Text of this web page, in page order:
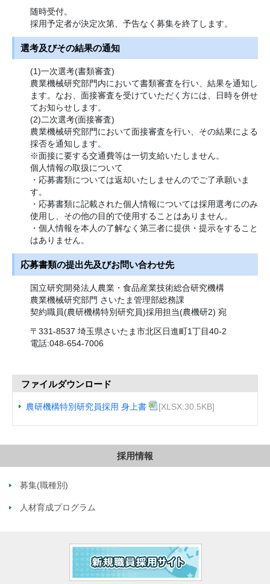
随時受付。
採用予定者が決定次第、予告なく募集を終了します。
選考及びその結果の通知
(1)一次選考(書類審査)
農業機械研究部門内において書類審査を行い、結果を通知し
ます。なお、面接審査を受けていただく方には、日時を併せ
てお知らせします。
(2)二次選考(面接審査)
農業機械研究部門において面接審査を行い、その結果による
採否を通知します。
※面接に要する交通費等は一切支給いたしません。
個人情報の取扱について
・応募書類については返却いたしませんのでご了承願いま
す。
・応募書類に記載された個人情報については採用選考にのみ
使用し、その他の目的で使用することはありません。
・個人情報を本人の了解なく第三者に提供・提示をすること
はありません。
応募書類の提出先及びお問い合わせ先
国立研究開発法人農業・食品産業技術総合研究機構
農業機械研究部門 さいたま管理部総務課
契約職員(農研機構特別研究員)採用担当(農機研2) 宛
〒331-8537 埼玉県さいたま市北区日進町1丁目40-2
電話:048-654-7006
ファイルダウンロード
農研機構特別研究員採用 身上書 [XLSX:30.5KB]
採用情報
募集(職種別)
人材育成プログラム